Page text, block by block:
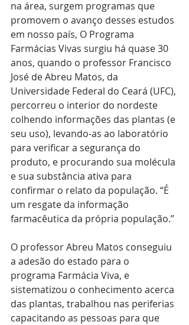
na área, surgem programas que
promovem o avanço desses estudos
em nosso país, O Programa
Farmácias Vivas surgiu há quase 30
anos, quando o professor Francisco
José de Abreu Matos, da
Universidade Federal do Ceará (UFC),
percorreu o interior do nordeste
colhendo informações das plantas (e
seu uso), levando-as ao laboratório
para verificar a segurança do
produto, e procurando sua molécula
e sua substância ativa para
confirmar o relato da população. “É
um resgate da informação
farmacêutica da própria população.”
O professor Abreu Matos conseguiu
a adesão do estado para o
programa Farmácia Viva, e
sistematizou o conhecimento acerca
das plantas, trabalhou nas periferias
capacitando as pessoas para que